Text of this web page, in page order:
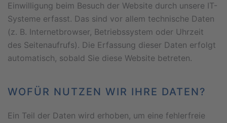
Einwilligung beim Besuch der Website durch unsere IT-
Systeme erfasst. Das sind vor allem technische Daten
(z. B. Internetbrowser, Betriebssystem oder Uhrzeit
des Seitenaufrufs). Die Erfassung dieser Daten erfolgt
automatisch, sobald Sie diese Website betreten.
WOFÜR NUTZEN WIR IHRE DATEN?
Ein Teil der Daten wird erhoben, um eine fehlerfreie